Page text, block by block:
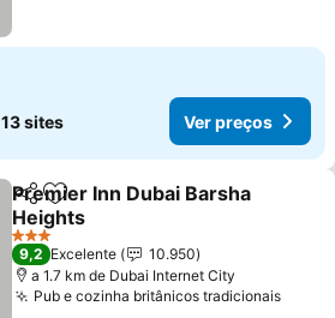
13 sites Ver preços
PartilharAdicionar aos favoritos
Premier Inn Dubai Barsha
Heights
Ver preços
3 Estrelas
9,2 Excelente
10.950
a 1.7 km de Dubai Internet City
Pub e cozinha britânicos tradicionaisVer